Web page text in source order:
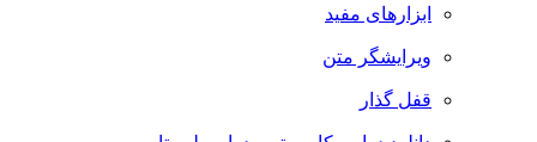
ابزارهای مفید
ویرایشگر متن
قفل گذار